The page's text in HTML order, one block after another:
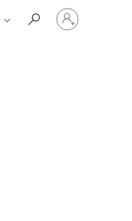
Vpišite
se